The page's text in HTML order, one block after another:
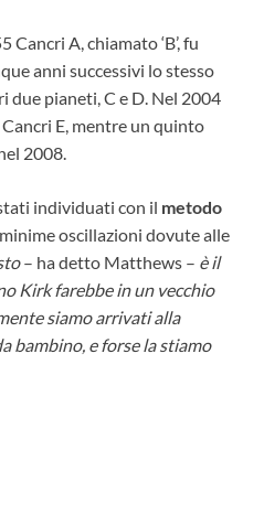
A, chiamato ‘B’, fu
anni successivi lo stesso
pianeti, C e D. Nel 2004
E, mentre un quinto
2008.
individuati con il metodo
minime oscillazioni dovute alle
– ha detto Matthews – è il
Kirk farebbe in un vecchio
siamo arrivati alla
bambino, e forse la stiamo